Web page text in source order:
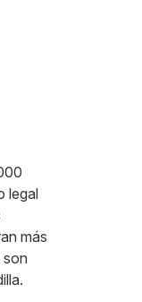
legal
más
son